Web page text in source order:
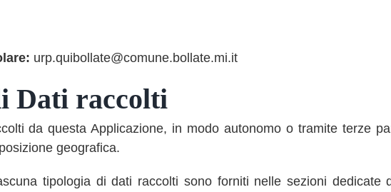
urp.quibollate@comune.bollate.mi.it
Dati raccolti
da questa Applicazione, in modo autonomo o tramite terze
geografica.
tipologia di dati raccolti sono forniti nelle sezioni dedicate